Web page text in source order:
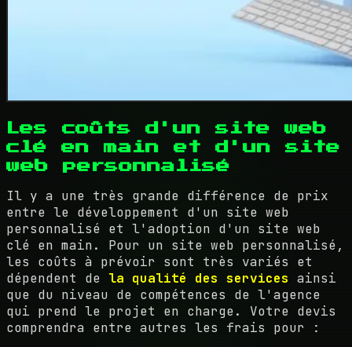
Les coûts d'un site web
clé en main et d'un site
web personnalisé
Il y a une très grande différence de prix
entre le développement d'un site web
personnalisé et l'adoption d'un site web
clé en main. Pour un site web personnalisé,
les coûts à prévoir sont très variés et
dépendent de la qualité des services ainsi
que du niveau de compétences de l'agence
qui prend le projet en charge. Votre devis
comprendra entre autres les frais pour :